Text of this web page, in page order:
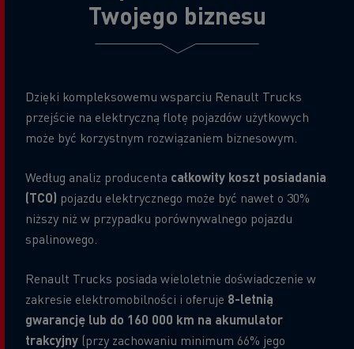
Twojego biznesu
Dzięki kompleksowemu wsparciu Renault Trucks
przejście na elektryczną flotę pojazdów użytkowych
może być korzystnym rozwiązaniem biznesowym.
Według analiz producenta całkowity koszt posiadania
(TCO) pojazdu elektrycznego może być nawet o 30%
niższy niż w przypadku porównywalnego pojazdu
spalinowego.
Renault Trucks posiada wieloletnie doświadczenie w
zakresie elektromobilności i oferuje 8-letnią
gwarancję lub do 160 000 km na akumulator
trakcyjny (przy zachowaniu minimum 66% jego